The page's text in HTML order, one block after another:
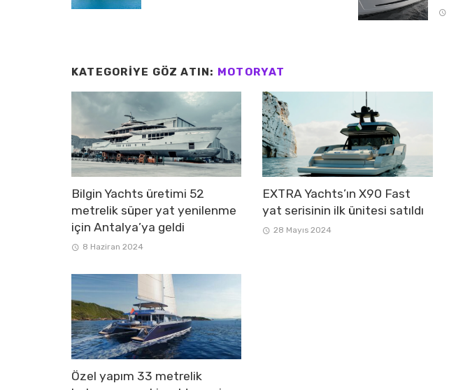
KATEGORIYE GÖZ ATIN: MOTORYAT
Bilgin Yachts üretimi 52
metrelik süper yat yenilenme
için Antalya’ya geldi
8 Haziran 2024
EXTRA Yachts’ın X90 Fast
yat serisinin ilk ünitesi satıldı
28 Mayıs 2024
Özel yapım 33 metrelik